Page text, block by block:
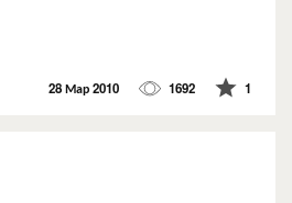
28 Мар 2010 1692 1